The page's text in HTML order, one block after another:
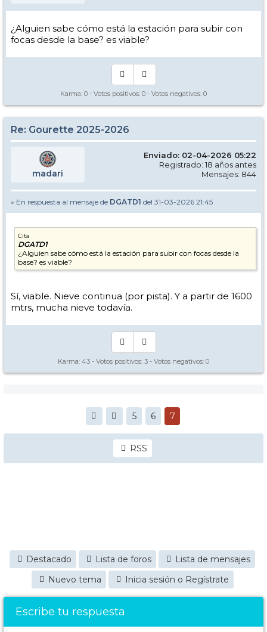
¿Alguien sabe cómo está la estación para subir con
focas desde la base? es viable?
Karma: 0 - Votos positivos: 0 - Votos negativos: 0
Re: Gourette 2025-2026
madari
Enviado: 02-04-2026 05:22
Registrado: 18 años antes
Mensajes: 844
» En respuesta al mensaje de DGATD1 del 31-03-2026 21:45
Cita
DGATD1
¿Alguien sabe cómo está la estación para subir con focas desde la
base? es viable?
Sí, viable. Nieve continua (por pista). Y a partir de 1600
mtrs, mucha nieve todavía.
Karma: 43 - Votos positivos: 3 - Votos negativos: 0
5 6 7
RSS
Destacado Lista de foros
Lista de mensajes
Nuevo tema
Inicia sesión o Regístrate
Escribe tu respuesta